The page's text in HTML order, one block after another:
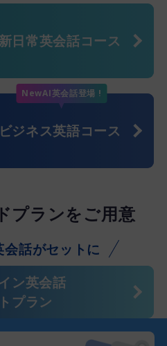
新日常英会話コース
NewAI英会話登場 !
ビジネス英語コース
プランをご用意
話がセットに
ン英会話
プラン